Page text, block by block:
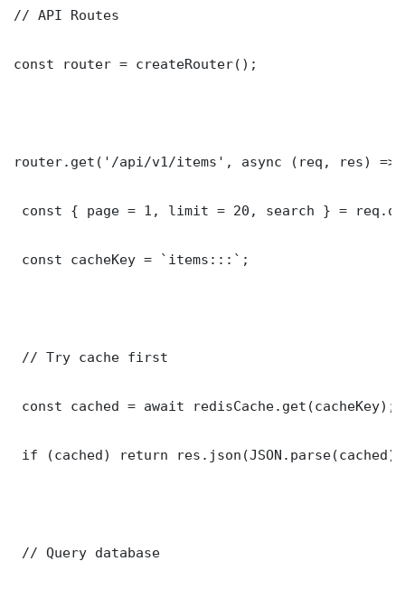
// API Routes
const router = createRouter();
router.get('/api/v1/items', async (req, res) =>
const { page = 1, limit = 20, search } =
const cacheKey = `items:::`;
// Try cache first
const cached = await redisCache.get(cacheKey);
if (cached) return
// Query database